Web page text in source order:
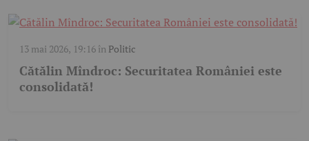
13 mai 2026, 19:16 în Politic
Cătălin Mîndroc: Securitatea României este
consolidată!